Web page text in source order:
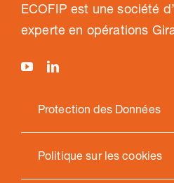
ECOFIP est une société
experte en opérations
Protection des Données
Politique sur les cookies